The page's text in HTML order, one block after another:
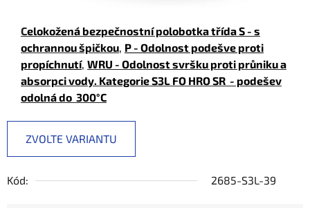
Celokožená bezpečnostní polobotka třída S - s
ochrannou špičkou, P - Odolnost podešve proti
propíchnutí, WRU - Odolnost svršku proti průniku a
absorpci vody. KategorieS3L FO HRO SR - podešev
odolná do 300°C
ZVOLTE VARIANTU
Kód: 2685-S3L-39